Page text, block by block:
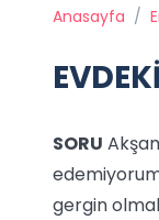
Anasayfa /
SORU
gergin